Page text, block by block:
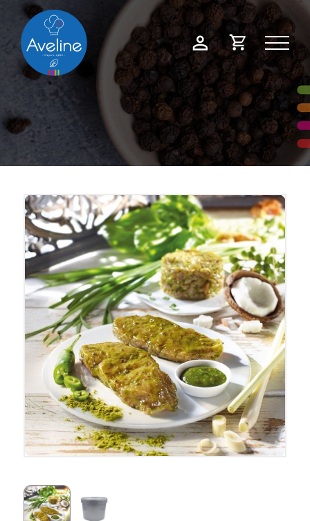
Mon
compte
Demande
de
devis
Panneau de gestion des cookies